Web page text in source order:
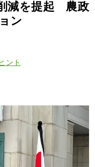
減を提起 農政
ン
ント